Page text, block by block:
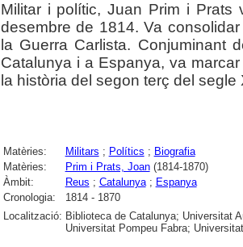
Militar i polític, Juan Prim i
desembre de 1814. Va
la Guerra Carlista. Conjuminant
Catalunya i a Espanya, va
la història del segon terç del
Matèries: Militars ; Polítics ; Biografia
Matèries:
Prim i Prats, Joan(1814-1870)
Àmbit:
Reus ; Catalunya; Espanya
Cronologia:
1814 - 1870
Localització: Biblioteca de Catalunya; Universitat
Universitat Pompeu Fabra;